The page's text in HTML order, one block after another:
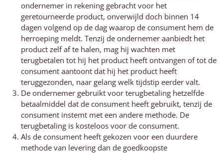
ondernemer in rekening gebracht voor het
geretourneerde product, onverwijld doch binnen 14
dagen volgend op de dag waarop de consument hem de
herroeping meldt. Tenzij de ondernemer aanbiedt het
product zelf af te halen, mag hij wachten met
terugbetalen tot hij het product heeft ontvangen of tot de
consument aantoont dat hij het product heeft
teruggezonden, naar gelang welk tijdstip eerder valt.
De ondernemer gebruikt voor terugbetaling hetzelfde
betaalmiddel dat de consument heeft gebruikt, tenzij de
consument instemt met een andere methode. De
terugbetaling is kosteloos voor de consument.
Als de consument heeft gekozen voor een duurdere
methode van levering dan de goedkoopste